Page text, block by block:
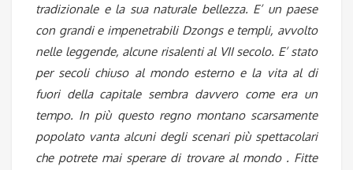
tradizionale e la sua naturale bellezza. E’ un paese
con grandi e impenetrabili Dzongs e templi, avvolto
nelle leggende, alcune risalenti al VII secolo. E’ stato
per secoli chiuso al mondo esterno e la vita al di
fuori della capitale sembra davvero come era un
tempo. In più questo regno montano scarsamente
popolato vanta alcuni degli scenari più spettacolari
che potrete mai sperare di trovare al mondo . Fitte